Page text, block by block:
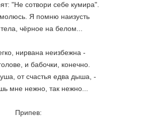
"Не сотвори себе кумира".
Я помню наизусть
чёрное на белом...
нирвана неизбежна -
и бабочки, конечно.
от счастья едва дыша, -
мне нежно, так нежно...
Припев: